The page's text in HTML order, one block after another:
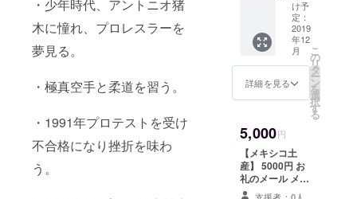
・少年時代、アントニオ猪
木に憧れ、プロレスラーを
夢見る。
・極真空手と柔道を習う。
・1991年プロテストを受け
不合格になり挫折を味わ
う。
期や中止が
増える中、
充分な
とお客様の
12月に
ハーバース
タジオにて
残る場
面や景
色をカ
メラに
納め、
ランダ
ムに提
供
け予
定：
2019
年12
月
詳細を見る
こ
の
リ
タ
ー
ン
を
選
択
す
る
5,000円
【メキシコ土
産】 5000円 お
礼のメール メキ
シコ遠征中に購